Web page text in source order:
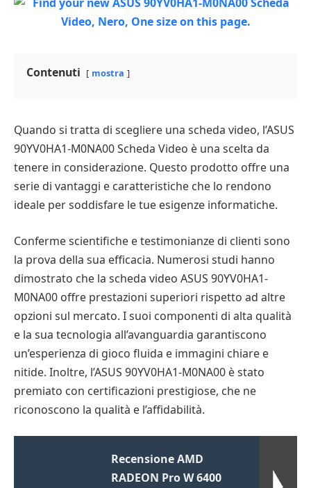
Contenuti mostra
Quando si tratta di scegliere una scheda video, l’ASUS
90YV0HA1-M0NA00 Scheda Video è una scelta da
tenere in considerazione. Questo prodotto offre una
serie di vantaggi e caratteristiche che lo rendono
ideale per soddisfare le tue esigenze informatiche.
Conferme scientifiche e testimonianze di clienti sono
la prova della sua efficacia. Numerosi studi hanno
dimostrato che la scheda video ASUS 90YV0HA1-
M0NA00 offre prestazioni superiori rispetto ad altre
opzioni sul mercato. I suoi componenti di alta qualità
e la sua tecnologia all’avanguardia garantiscono
un’esperienza di gioco fluida e immagini chiare e
nitide. Inoltre, l’ASUS 90YV0HA1-M0NA00 è stato
premiato con certificazioni prestigiose, che ne
riconoscono la qualità e l’affidabilità.
Recensione AMD
RADEON Pro W 6400